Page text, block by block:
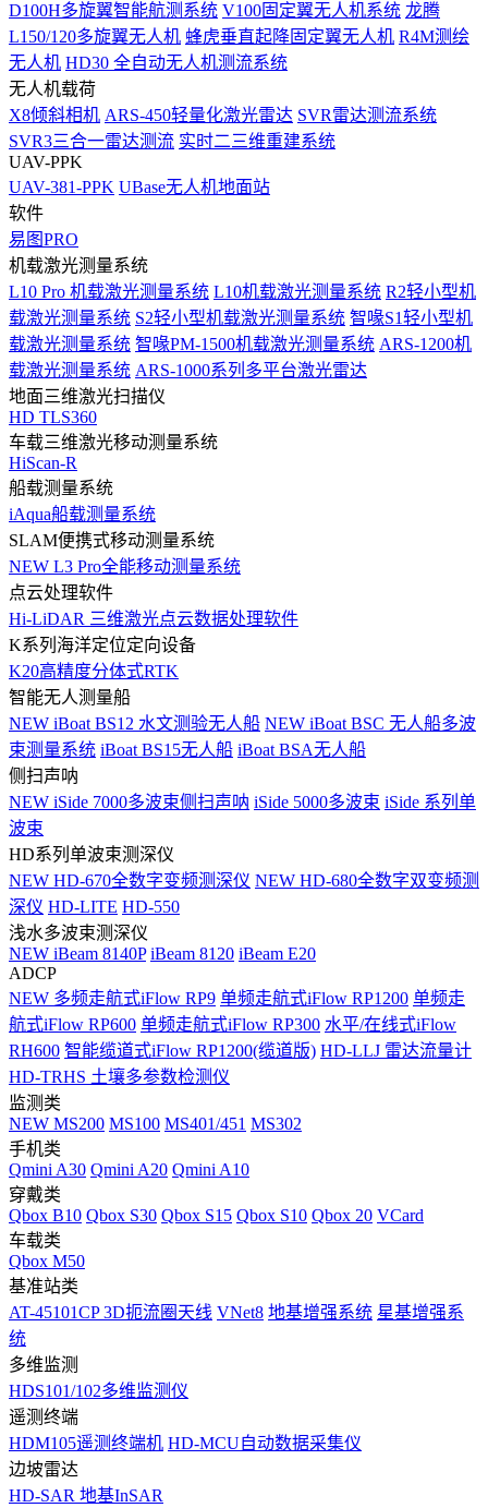
D100H多旋翼智能航测系统 V100固定翼无人机系统 龙腾
L150/120多旋翼无人机 蜂虎垂直起降固定翼无人机 R4M测绘
无人机 HD30 全自动无人机测流系统
无人机载荷
X8倾斜相机 ARS-450轻量化激光雷达 SVR雷达测流系统
SVR3三合一雷达测流 实时二三维重建系统
UAV-PPK
UAV-381-PPK UBase无人机地面站
软件
易图PRO
机载激光测量系统
L10 Pro 机载激光测量系统 L10机载激光测量系统 R2轻小型机
载激光测量系统 S2轻小型机载激光测量系统 智喙S1轻小型机
载激光测量系统 智喙PM-1500机载激光测量系统 ARS-1200机
载激光测量系统 ARS-1000系列多平台激光雷达
地面三维激光扫描仪
HD TLS360
车载三维激光移动测量系统
HiScan-R
船载测量系统
iAqua船载测量系统
SLAM便携式移动测量系统
NEW L3 Pro全能移动测量系统
点云处理软件
Hi-LiDAR 三维激光点云数据处理软件
K系列海洋定位定向设备
K20高精度分体式RTK
智能无人测量船
NEW iBoat BS12 水文测验无人船 NEW iBoat BSC 无人船多波
束测量系统 iBoat BS15无人船 iBoat BSA无人船
侧扫声呐
NEW iSide 7000多波束侧扫声呐 iSide 5000多波束 iSide 系列单
波束
HD系列单波束测深仪
NEW HD-670全数字变频测深仪 NEW HD-680全数字双变频测
深仪 HD-LITE HD-550
浅水多波束测深仪
NEW iBeam 8140P iBeam 8120 iBeam E20
ADCP
NEW 多频走航式iFlow RP9 单频走航式iFlow RP1200 单频走
航式iFlow RP600 单频走航式iFlow RP300 水平/在线式iFlow
RH600 智能缆道式iFlow RP1200(缆道版) HD-LLJ 雷达流量计
HD-TRHS 土壤多参数检测仪
监测类
NEW MS200 MS100 MS401/451 MS302
手机类
Qmini A30 Qmini A20 Qmini A10
穿戴类
Qbox B10 Qbox S30 Qbox S15 Qbox S10 Qbox 20 VCard
车载类
Qbox M50
基准站类
AT-45101CP 3D扼流圈天线 VNet8 地基增强系统 星基增强系
统
多维监测
HDS101/102多维监测仪
遥测终端
HDM105遥测终端机 HD-MCU自动数据采集仪
边坡雷达
HD-SAR 地基InSAR